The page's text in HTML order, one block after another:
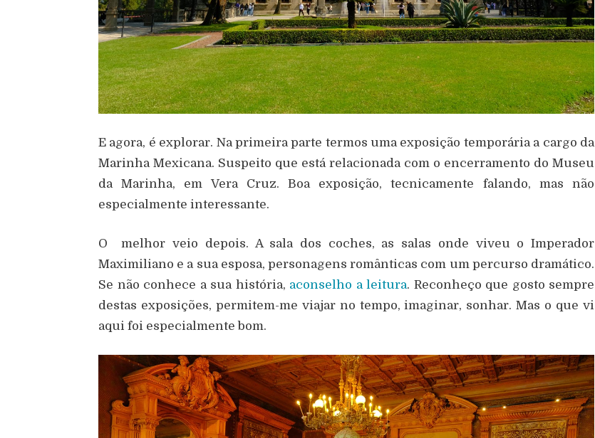
E agora, é explorar. Na primeira parte termos uma exposição temporária a cargo da
Marinha Mexicana. Suspeito que está relacionada com o encerramento do Museu
da Marinha, em Vera Cruz. Boa exposição, tecnicamente falando, mas não
especialmente interessante.
O melhor veio depois. A sala dos coches, as salas onde viveu o Imperador
Maximiliano e a sua esposa, personagens românticas com um percurso dramático.
Se não conhece a sua história, aconselho a leitura. Reconheço que gosto sempre
destas exposições, permitem-me viajar no tempo, imaginar, sonhar. Mas o que vi
aqui foi especialmente bom.